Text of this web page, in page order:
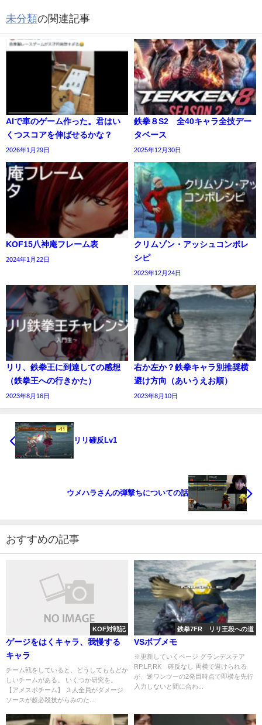
未分類の関連記事
AIで車のゲーム作った。君はい
くつスコアを伸ばせるかな？
2026年1月29日
鉄拳８S2 全40キャラ全技デー
タベース
2025年12月30日
KOF15八神庵フレーム表
2024年1月22日
クリムゾン・アッシュコンボレ
シピ
2023年12月24日
リリ、鉄拳王に到達しての感想
（鉄拳王への行きかた）
2023年8月16日
右か左か？鉄拳キャラ別推奨横
避け方向（あいうえお順）
2023年8月10日
リリ確反Lv1
ウメハラさんの弾撃ちについての話
おすすめの記事
KOF対戦記
ゲージをはくキャラ、我慢する
キャラ
チーム戦をしていると、どうしてももどか
しいチームがある。 いくつか研究を。
【アメスポチーム】 ３人全員がダメージ
ソースが超必殺技がらみのた...
鉄拳7FR リリ王段への道
VSボブメモ
※更新していくページ グランデステア
RP,LP,RK 確反なし 両横で避けられる
が、逆ワンツーの2発目時点で即横を先行
入力しないと間に合わ...